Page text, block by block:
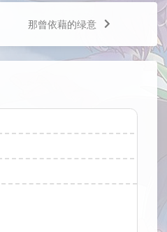
那曾依藉的绿意